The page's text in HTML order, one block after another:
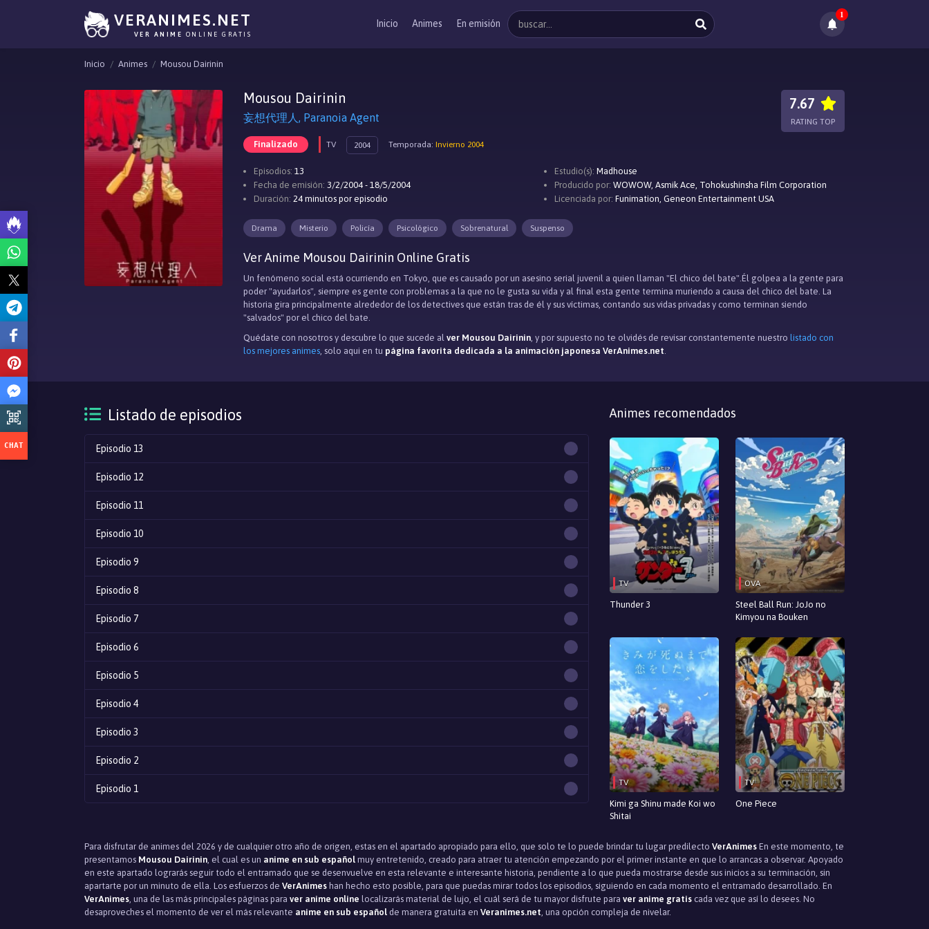
VERANIMES.NET
VER ANIME ONLINE GRATIS
Inicio Animes En emisión
1
Inicio Animes Mousou Dairinin
Mousou Dairinin
妄想代理人, Paranoia Agent
Finalizado TV 2004 Temporada: Invierno 2004
7.67
RATING TOP
Episodios: 13
Fecha de emisión: 3/2/2004 - 18/5/2004
Duración: 24 minutos por episodio
Estudio(s): Madhouse
Producido por: WOWOW, Asmik Ace, Tohokushinsha Film Corporation
Licenciada por: Funimation, Geneon Entertainment USA
Drama Misterio Policía Psicológico Sobrenatural Suspenso
Ver Anime Mousou Dairinin Online Gratis
Un fenómeno social está ocurriendo en Tokyo, que es causado por un asesino serial juvenil a quien llaman "El chico del bate".Él golpea a la gente para
poder "ayudarlos", siempre es gente con problemas a la que no le gusta su vida y al final esta gente termina muriendo a causa del chico del bate. La
historia gira principalmente alrededor de los detectives que están tras de él y sus víctimas, contando sus vidas privadas y como terminan siendo
"salvados" por el chico del bate.
Quédate con nosotros y descubre lo que sucede al ver Mousou Dairinin, y por supuesto no te olvidés de revisar constantemente nuestro listado con
los mejores animes, solo aqui en tu página favorita dedicada a la animación japonesa VerAnimes.net.
Listado de episodios
Episodio 13
Episodio 12
Episodio 11
Episodio 10
Episodio 9
Episodio 8
Episodio 7
Episodio 6
Episodio 5
Episodio 4
Episodio 3
Episodio 2
Episodio 1
Animes recomendados
TV
Thunder 3
OVA
Steel Ball Run: JoJo no
Kimyou na Bouken
TV
Kimi ga Shinu made Koi wo
Shitai
TV
One Piece
Para disfrutar de animes del 2026 y de cualquier otro año de origen, estas en el apartado apropiado para ello, que solo te lo puede brindar tu lugar predilecto VerAnimes En este momento, te
presentamos Mousou Dairinin, el cual es un anime en sub español muy entretenido, creado para atraer tu atención empezando por el primer instante en que lo arrancas a observar. Apoyado
en este apartado lograrás seguir todo el entramado que se desenvuelve en esta relevante e interesante historia, pendiente a lo que pueda mostrarse desde sus inicios a su terminación, sin
apartarte por un minuto de ella. Los esfuerzos de VerAnimes han hecho esto posible, para que puedas mirar todos los episodios, siguiendo en cada momento el entramado desarrollado. En
VerAnimes, una de las más principales páginas para ver anime online localizarás material de lujo, el cuál será de tu mayor disfrute para ver anime gratis cada vez que así lo desees. No
desaproveches el momento de ver el más relevante anime en sub español de manera gratuita en Veranimes.net, una opción compleja de nivelar.